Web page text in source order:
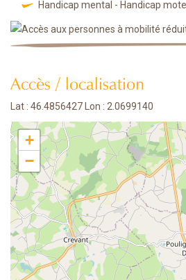
Handicap mental - Handicap
Accès / localisation
Lat : 46.4856427 Lon : 2.0699140
+
−